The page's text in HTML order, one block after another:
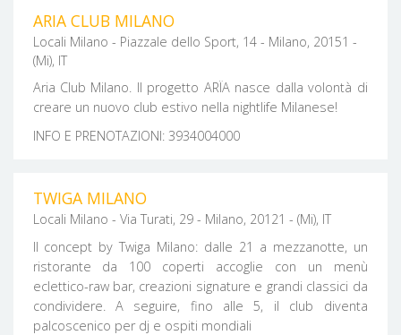
ARIA CLUB MILANO
Locali Milano - Piazzale dello Sport, 14 - Milano, 20151 -
(Mi), IT
Aria Club Milano. Il progetto ARÏA nasce dalla volontà di
creare un nuovo club estivo nella nightlife Milanese!
INFO E PRENOTAZIONI: 3934004000
TWIGA MILANO
Locali Milano - Via Turati, 29 - Milano, 20121 - (Mi), IT
Il concept by Twiga Milano: dalle 21 a mezzanotte, un
ristorante da 100 coperti accoglie con un menù
eclettico-raw bar, creazioni signature e grandi classici da
condividere. A seguire, fino alle 5, il club diventa
palcoscenico per dj e ospiti mondiali